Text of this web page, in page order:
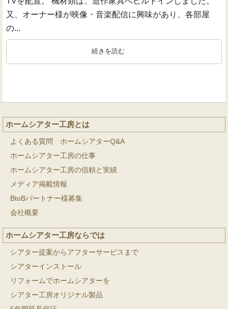
又、オーナー様が映像・音楽配信に興味があり、各部屋
の...
続きを読む
ホームシアター工房とは
よくある質問 ホームシアターQ&A
ホームシアター工房の仕事
ホームシアター工房の信頼と実績
メディア掲載情報
BtoBパートナー様募集
会社概要
ホームシアター工房ならでは
シアター提案からアフターサービスまで
シアターインストール
リフォームでホームシアターを
シアター工房オリジナル製品